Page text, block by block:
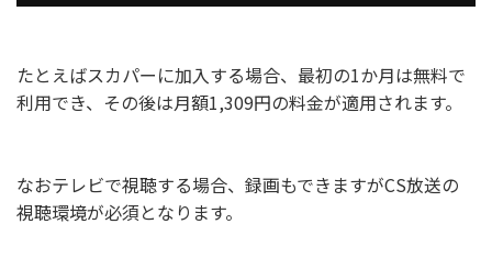
たとえばスカパーに加入する場合、最初の1か月は無料で
利用でき、その後は月額1,309円の料金が適用されます。
なおテレビで視聴する場合、録画もできますがCS放送の
視聴環境が必須となります。